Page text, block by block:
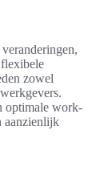
zowel
optimale work-
aanzienlijk